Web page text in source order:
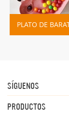
SÍGUENOS
PRODUCTOS